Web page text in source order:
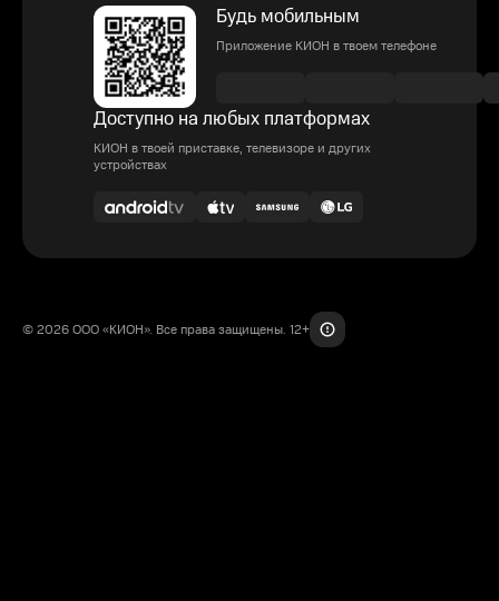
Будь мобильным
Приложение КИОН в твоем телефоне
Доступно на любых платформах
КИОН в твоей приставке, телевизоре и других
устройствах
© 2026 ООО «КИОН». Все права защищены. 12+